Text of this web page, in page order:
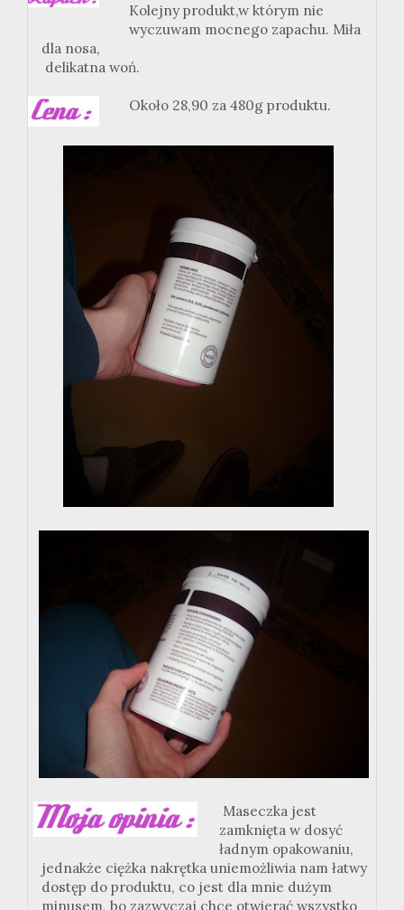
Kolejny produkt,w którym nie
wyczuwam mocnego zapachu. Miła
dla nosa,
delikatna woń.
Około 28,90 za 480g produktu.
Maseczka jest
zamknięta w dosyć
ładnym opakowaniu,
jednakże ciężka nakrętka uniemożliwia nam łatwy
dostęp do produktu, co jest dla mnie dużym
minusem, bo zazwyczaj chce otwierać wszystko